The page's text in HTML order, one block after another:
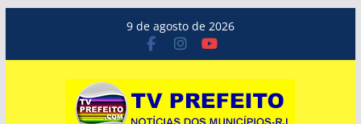
o
9 de agosto de 2026